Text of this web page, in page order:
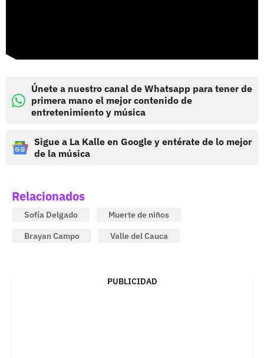
Únete a nuestro canal de Whatsapp para tener de
primera mano el mejor contenido de
entretenimiento y música
Sigue a La Kalle en Google y entérate de lo mejor
de la música
Relacionados
Sofía Delgado
Muerte de niños
Brayan Campo
Valle del Cauca
PUBLICIDAD